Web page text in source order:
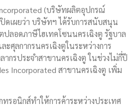
(บริษัทผลิตอุปกรณ์
ดเผยว่า บริษัทฯ ได้รับการสนับสนุน
ปลอดภาษีไฮเทคโซนนครเฉิงตู รัฐบาล
ะศุลกากรนครเฉิงตูในระหว่างการ
ากรประจำสาขานครเฉิงตู ในช่วงไม่กี่ปี
Incorporated สาขานครเฉิงตู เพิ่ม
รอนิกส์ทำให้การค้าระหว่างประเทศ